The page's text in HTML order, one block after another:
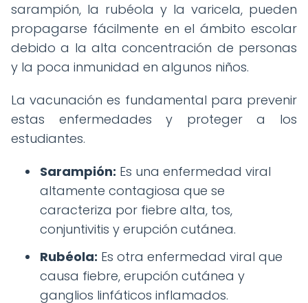
sarampión, la rubéola y la varicela, pueden
propagarse fácilmente en el ámbito escolar
debido a la alta concentración de personas
y la poca inmunidad en algunos niños.
La vacunación es fundamental para prevenir
estas enfermedades y proteger a los
estudiantes.
Sarampión: Es una enfermedad viral
altamente contagiosa que se
caracteriza por fiebre alta, tos,
conjuntivitis y erupción cutánea.
Rubéola: Es otra enfermedad viral que
causa fiebre, erupción cutánea y
ganglios linfáticos inflamados.